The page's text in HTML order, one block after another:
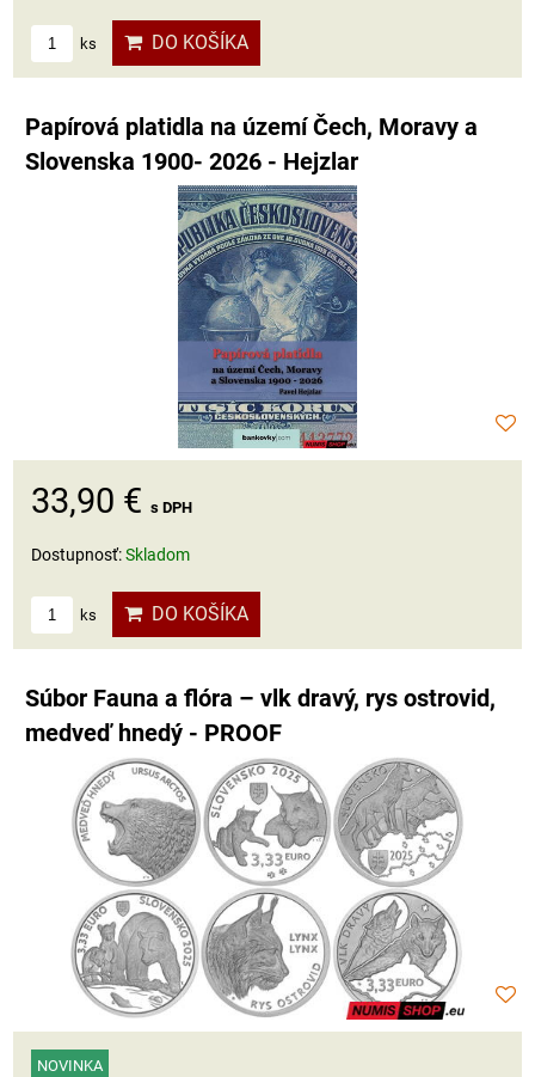
ks DO KOŠÍKA
Papírová platidla na území Čech, Moravy a
Slovenska 1900- 2026 - Hejzlar
33,90 € s DPH
Dostupnosť:Skladom
ks DO KOŠÍKA
Súbor Fauna a flóra – vlk dravý, rys ostrovid,
medveď hnedý - PROOF
NOVINKA